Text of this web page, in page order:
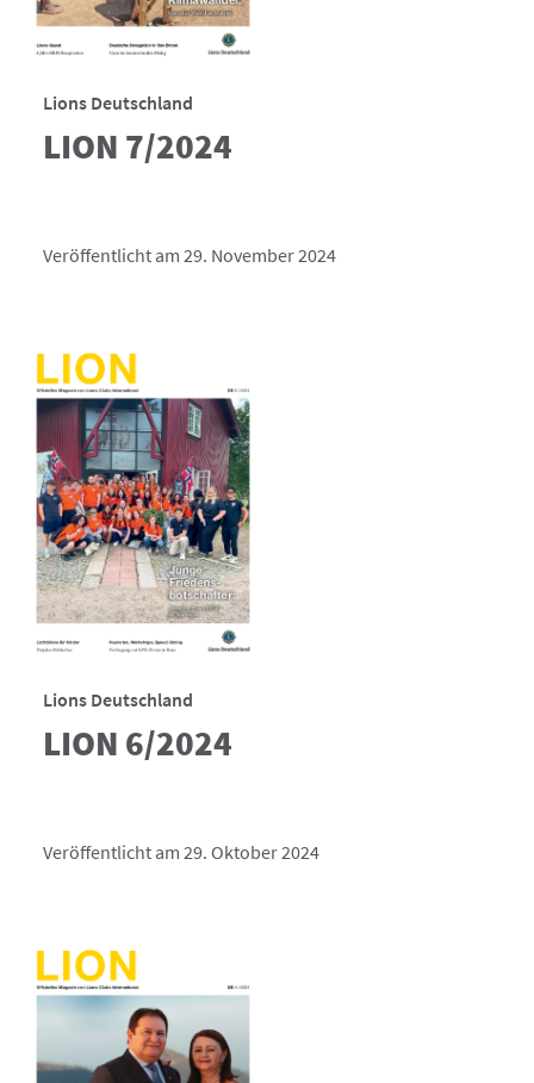
Lions Deutschland
LION 7/2024
Veröffentlicht am 29. November 2024
Lions Deutschland
LION 6/2024
Veröffentlicht am 29. Oktober 2024